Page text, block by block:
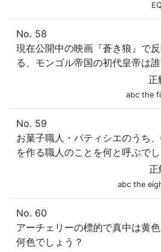
No. 58
現在公開中の映画『蒼き狼』で
る、モンゴル帝国の初代皇帝は
正
abc the
No. 59
お菓子職人・パティシエのうち
を作る職人のことを何と呼ぶで
abc the
No. 60
アーチェリーの標的で真中は黄
何色でしょう？